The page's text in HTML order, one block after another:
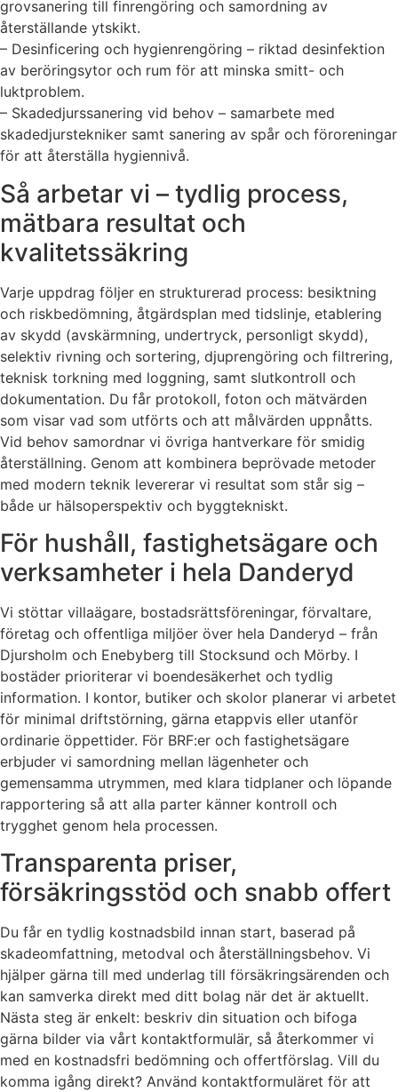
grovsanering till finrengöring och samordning av
återställande ytskikt.
– Desinficering och hygienrengöring – riktad desinfektion
av beröringsytor och rum för att minska smitt- och
luktproblem.
– Skadedjurssanering vid behov – samarbete med
skadedjurstekniker samt sanering av spår och föroreningar
för att återställa hygiennivå.
Så arbetar vi – tydlig process,
mätbara resultat och
kvalitetssäkring
Varje uppdrag följer en strukturerad process: besiktning
och riskbedömning, åtgärdsplan med tidslinje, etablering
av skydd (avskärmning, undertryck, personligt skydd),
selektiv rivning och sortering, djuprengöring och filtrering,
teknisk torkning med loggning, samt slutkontroll och
dokumentation. Du får protokoll, foton och mätvärden
som visar vad som utförts och att målvärden uppnåtts.
Vid behov samordnar vi övriga hantverkare för smidig
återställning. Genom att kombinera beprövade metoder
med modern teknik levererar vi resultat som står sig –
både ur hälsoperspektiv och byggtekniskt.
För hushåll, fastighetsägare och
verksamheter i hela Danderyd
Vi stöttar villaägare, bostadsrättsföreningar, förvaltare,
företag och offentliga miljöer över hela Danderyd – från
Djursholm och Enebyberg till Stocksund och Mörby. I
bostäder prioriterar vi boendesäkerhet och tydlig
information. I kontor, butiker och skolor planerar vi arbetet
för minimal driftstörning, gärna etappvis eller utanför
ordinarie öppettider. För BRF:er och fastighetsägare
erbjuder vi samordning mellan lägenheter och
gemensamma utrymmen, med klara tidplaner och löpande
rapportering så att alla parter känner kontroll och
trygghet genom hela processen.
Transparenta priser,
försäkringsstöd och snabb offert
Du får en tydlig kostnadsbild innan start, baserad på
skadeomfattning, metodval och återställningsbehov. Vi
hjälper gärna till med underlag till försäkringsärenden och
kan samverka direkt med ditt bolag när det är aktuellt.
Nästa steg är enkelt: beskriv din situation och bifoga
gärna bilder via vårt kontaktformulär, så återkommer vi
med en kostnadsfri bedömning och offertförslag. Vill du
komma igång direkt? Använd kontaktformuläret för att